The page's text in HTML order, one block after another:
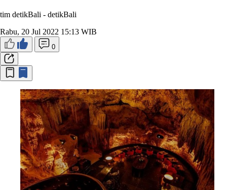
tim detikBali - detikBali
Rabu, 20 Jul 2022 15:13 WIB
0